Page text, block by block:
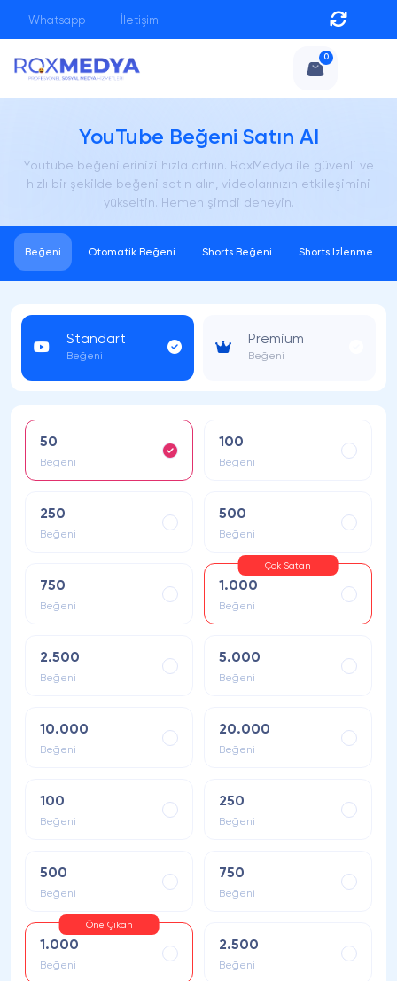
Whatsapp İletişim
0
YouTube Beğeni Satın Al
Youtube beğenilerinizi hızla artırın. RoxMedya ile güvenli ve
hızlı bir şekilde beğeni satın alın, videolarınızın etkileşimini
yükseltin. Hemen şimdi deneyin.
Beğeni Otomatik Beğeni Shorts Beğeni Shorts İzlenme
Standart
Beğeni
Premium
Beğeni
50
Beğeni
100
Beğeni
250
Beğeni
500
Beğeni
750
Beğeni
1.000
Beğeni
Çok Satan
2.500
Beğeni
5.000
Beğeni
10.000
Beğeni
20.000
Beğeni
100
Beğeni
250
Beğeni
500
Beğeni
750
Beğeni
1.000
Beğeni
Öne Çıkan
2.500
Beğeni